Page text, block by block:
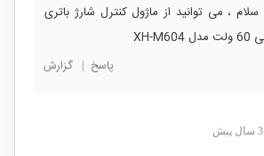
سلام ، می توانید از ماژول کنترل شارژ باتری
پاسخ | گزارش
3 سال پیش